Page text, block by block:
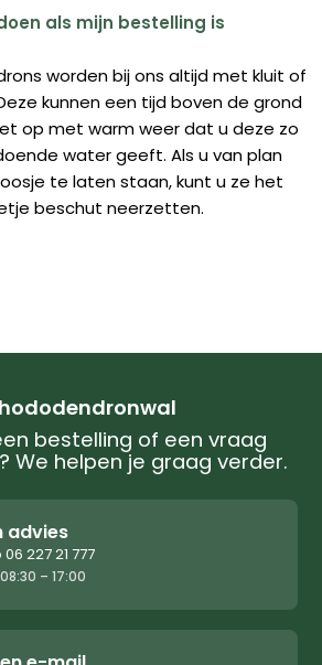
als mijn bestelling is
worden bij ons altijd met kluit of
kunnen een tijd boven de grond
op met warm weer dat u deze zo
water geeft. Als u van plan
te laten staan, kunt u ze het
beschut neerzetten.
bestelling of een vraag
We helpen je graag verder.
advies
227 21 777
– 17:00